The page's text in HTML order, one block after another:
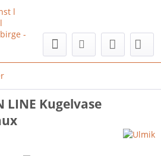
LINE Kugelvase